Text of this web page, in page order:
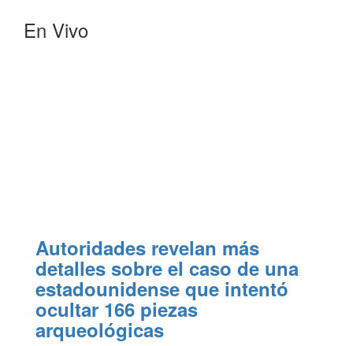
En Vivo
Autoridades revelan más
detalles sobre el caso de una
estadounidense que intentó
ocultar 166 piezas
arqueológicas